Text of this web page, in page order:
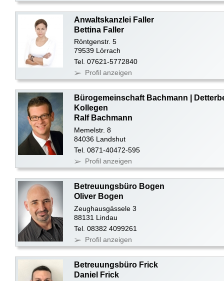
Anwaltskanzlei Faller
Bettina Faller
Röntgenstr. 5
79539 Lörrach
Tel. 07621-5772840
Profil anzeigen
Bürogemeinschaft Bachmann |
Kollegen
Ralf Bachmann
Memelstr. 8
84036 Landshut
Tel. 0871-40472-595
Profil anzeigen
Betreuungsbüro Bogen
Oliver Bogen
Zeughausgässele 3
88131 Lindau
Tel. 08382 4099261
Profil anzeigen
Betreuungsbüro Frick
Daniel Frick